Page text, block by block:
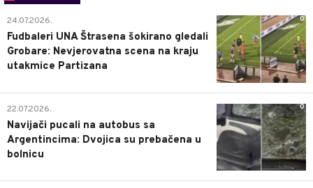
0
24.07.2026.
Fudbaleri UNA Štrasena šokirano gledali
Grobare: Nevjerovatna scena na kraju
utakmice Partizana
0
22.07.2026.
Navijači pucali na autobus sa
Argentincima: Dvojica su prebačena u
bolnicu